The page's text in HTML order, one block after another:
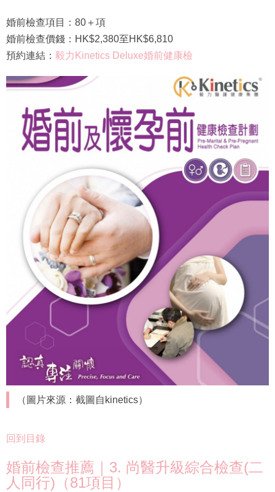
婚前檢查項目：80＋項
婚前檢查價錢：HK$2,380至HK$6,810
預約連結： 毅力Kinetics Deluxe婚前健康檢
（圖片來源：截圖自kinetics）
回到目錄
婚前檢查推薦｜3. 尚醫升級綜合檢查(二
人同行)（81項目）